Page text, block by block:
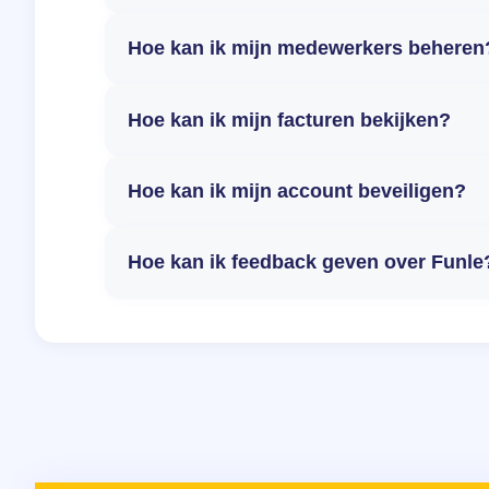
Hoe kan ik mijn medewerkers
Hoe kan ik mijn facturen bekijken?
Hoe kan ik mijn account beveiligen?
Hoe kan ik feedback geven over